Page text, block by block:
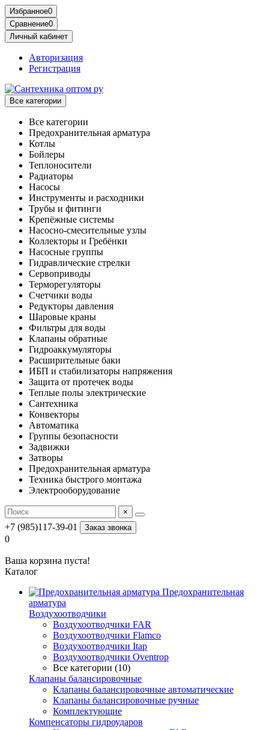
Избранное0
Сравнение0
Личный кабинет
Авторизация
Регистрация
Все категории
Все категории
Предохранительная арматура
Котлы
Бойлеры
Теплоносители
Радиаторы
Насосы
Инструменты и расходники
Трубы и фитинги
Крепёжные системы
Насосно-смесительные узлы
Коллекторы и Гребёнки
Насосные группы
Гидравлические стрелки
Сервоприводы
Терморегуляторы
Счетчики воды
Редукторы давления
Шаровые краны
Фильтры для воды
Клапаны обратные
Гидроаккумуляторы
Расширительные баки
ИБП и стабилизаторы напряжения
Защита от протечек воды
Теплые полы электрические
Сантехника
Конвекторы
Автоматика
Группы безопасности
Задвижки
Затворы
Предохранительная арматура
Техника быстрого монтажа
Электрооборудование
×
+7 (985)117-39-01 Заказ звонка
0
Ваша корзина пуста!
Каталог
Предохранительная
арматура
Воздухоотводчики
Воздухоотводчики FAR
Воздухоотводчики Flamco
Воздухоотводчики Itap
Воздухоотводчики Oventrop
Все категории (10)
Клапаны балансировочные
Клапаны балансировочные автоматические
Клапаны балансировочные ручные
Комплектующие
Компенсаторы гидроударов